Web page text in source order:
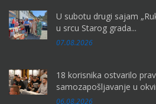
U subotu drugi sajam
u srcu Starog grada...
07.08.2026
18 korisnika ostvarilo
samozapošljavanje u
06.08.2026